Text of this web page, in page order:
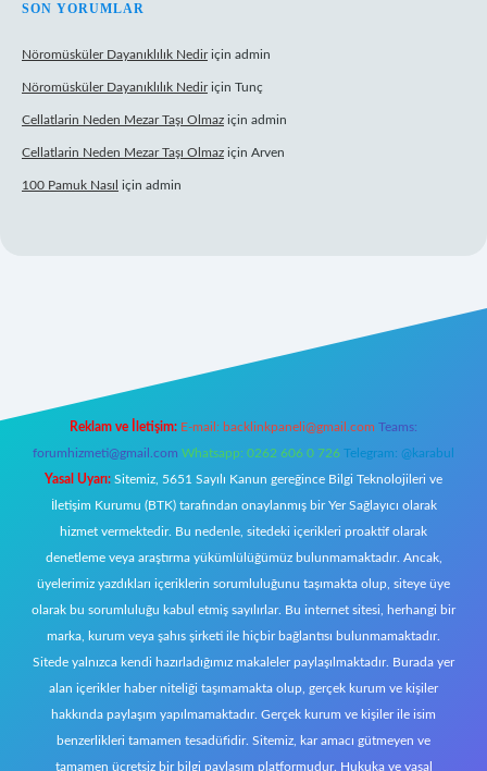
SON YORUMLAR
Nöromüsküler Dayanıklılık Nediriçin admin
Nöromüsküler Dayanıklılık Nediriçin Tunç
Cellatlarin Neden Mezar Taşı Olmaz için admin
Cellatlarin Neden Mezar Taşı Olmaz için Arven
100 Pamuk Nasıl için admin
Reklam ve İletişim: E-mail: backlinkpaneli@gmail.com Teams:
forumhizmeti@gmail.com Whatsapp: 0262 606 0 726 Telegram: @karabul
Yasal Uyarı: Sitemiz, 5651 Sayılı Kanun gereğince Bilgi Teknolojileri ve
İletişim Kurumu (BTK) tarafından onaylanmış bir Yer Sağlayıcı olarak
hizmet vermektedir. Bu nedenle, sitedeki içerikleri proaktif olarak
denetleme veya araştırma yükümlülüğümüz bulunmamaktadır. Ancak,
üyelerimiz yazdıkları içeriklerin sorumluluğunu taşımakta olup, siteye üye
olarak bu sorumluluğu kabul etmiş sayılırlar. Bu internet sitesi, herhangi bir
marka, kurum veya şahıs şirketi ile hiçbir bağlantısı bulunmamaktadır.
Sitede yalnızca kendi hazırladığımız makaleler paylaşılmaktadır. Burada yer
alan içerikler haber niteliği taşımamakta olup, gerçek kurum ve kişiler
hakkında paylaşım yapılmamaktadır. Gerçek kurum ve kişiler ile isim
benzerlikleri tamamen tesadüfidir. Sitemiz, kar amacı gütmeyen ve
tamamen ücretsiz bir bilgi paylaşım platformudur. Hukuka ve yasal